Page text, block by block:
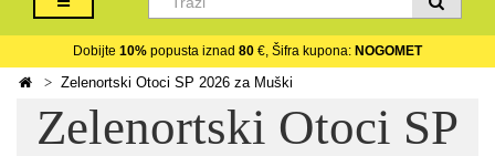
Dobijte 10% popusta iznad 80 €, Šifra kupona: NOGOMET
Zelenortski Otoci SP 2026 za Muški
Zelenortski Otoci SP